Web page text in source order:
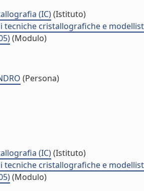
(IC)(Istituto)
tecniche cristallografiche e
(Modulo)
(Persona)
(IC)(Istituto)
tecniche cristallografiche e
(Modulo)